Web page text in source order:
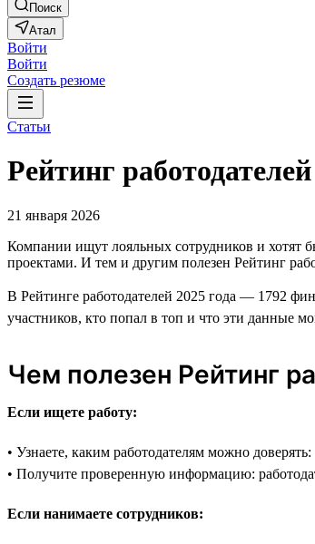
Поиск
Атал
Войти
Войти
Создать резюме
Статьи
Рейтинг
21 января 2026
Компании ищут лояльных сотрудников и хотят
проектами. И тем и другим полезен Рейтинг
В Рейтинге работодателей 2025 года — 1792
участников, кто попал в топ и что эти данные
Чем полезен Рейтинг
Если ищете работу:
• Узнаете, каким работодателям можно
• Получите проверенную информацию:
Если нанимаете сотрудников: